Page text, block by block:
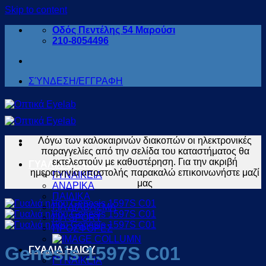
Skip to content
Οδός Πεντέλης 54 Μαρούσι
210-8054496
ΣΎΝΔΕΣΗ/ΕΓΓΡΑΦΗ
ΓΥΑΛΙΑ ΟΡΑΣΕΩΣ
ΓΥΝΑΙΚΕΙΑ
ΑΝΔΡΙΚΑ
ΠΑΙΔΙΚΑ
ΓΙΑ ΔΙΑΒΑΣΜΑ
ΓΙΑ SPORT
ΠΡΟΣΦΟΡΕΣ
ΓΥΑΛΙΑ ΗΛΙΟΥ
ΓΥΝΑΙΚΕΙΑ
Λόγω των καλοκαιρινών διακοπών οι ηλεκτρονικές
παραγγελίες από την σελίδα του καταστήματος θα
εκτελεστούν με καθυστέρηση. Για την ακριβή
ημερομηνία αποστολής παρακαλώ επικοινωνήστε μαζί
μας
Genesis 1597S C01